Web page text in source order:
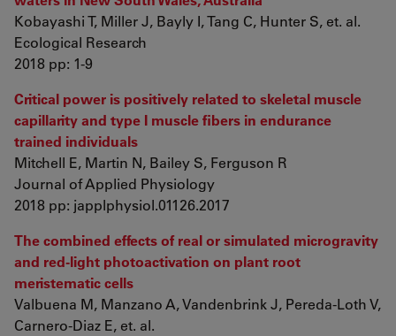
Kobayashi T, Miller J, Bayly I, Tang C, Hunter S, et. al.
Ecological Research
2018 pp: 1-9
Critical power is positively related to skeletal muscle
capillarity and type I muscle fibers in endurance
trained individuals
Mitchell E, Martin N, Bailey S, Ferguson R
Journal of Applied Physiology
2018 pp: japplphysiol.01126.2017
The combined effects of real or simulated microgravity
and red-light photoactivation on plant root
meristematic cells
Valbuena M, Manzano A, Vandenbrink J, Pereda-Loth V,
Carnero-Diaz E, et. al.